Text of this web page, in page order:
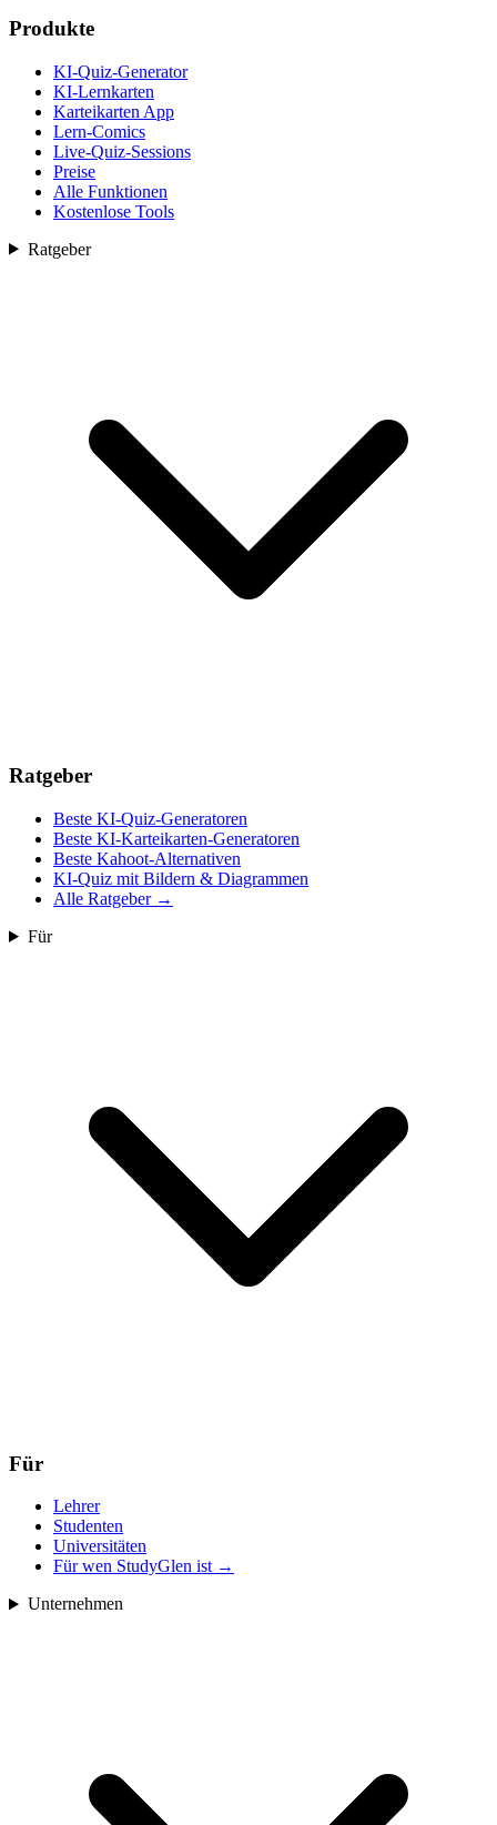
Produkte
KI-Quiz-Generator
KI-Lernkarten
Karteikarten App
Lern-Comics
Live-Quiz-Sessions
Preise
Alle Funktionen
Kostenlose Tools
Ratgeber
Ratgeber
Beste KI-Quiz-Generatoren
Beste KI-Karteikarten-Generatoren
Beste Kahoot-Alternativen
KI-Quiz mit Bildern & Diagrammen
Alle Ratgeber→
Für
Für
Lehrer
Studenten
Universitäten
Für wen StudyGlen ist →
Unternehmen